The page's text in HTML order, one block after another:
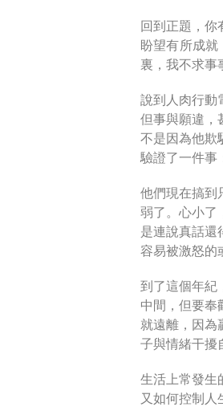
回到正題，你
盼望有所成
裏，我不求事
說到人肉行動
但事與願違，
不是因為他欺
驗證了一件事
他們現在搞到
弱了。心小了
是連說真話還
容易被激怒的
到了這個年紀
中間，但要奉
就遠離，因為
子與情緒干擾
生活上常發生
又如何控制人